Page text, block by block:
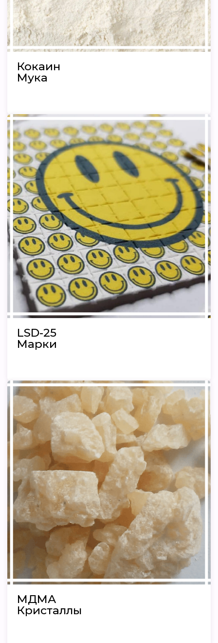
Кокаин
Мука
LSD-25
Марки
МДМА
Кристаллы